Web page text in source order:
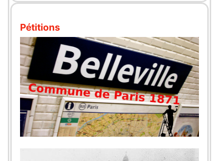
Pétitions